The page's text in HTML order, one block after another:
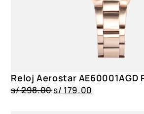
Reloj Aerostar AE60001AGD
s/298.00s/ 179.00